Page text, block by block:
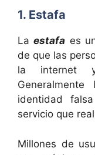
1. Estafa
Laestafa es
de que las
la internet
identidad
servicio que
Millones de